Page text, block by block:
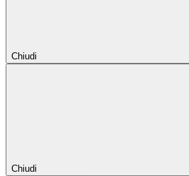
Chiudi
Chiudi